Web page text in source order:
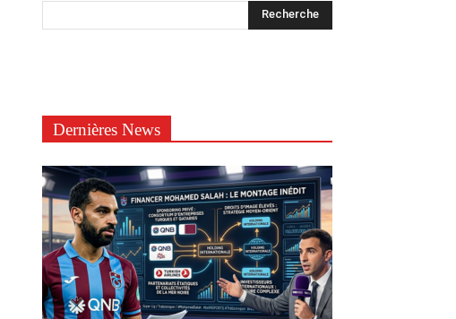
Dernières News